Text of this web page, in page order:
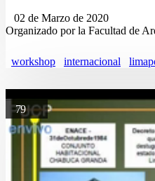
02 de Marzo de 2020
Organizado por la Facultad de
workshop internacional
79